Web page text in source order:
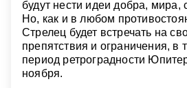
будут нести идеи добра, мира,
Но, как и в любом
Стрелец будет встречать на
препятствия и ограничения, в
период ретроградности
ноября.